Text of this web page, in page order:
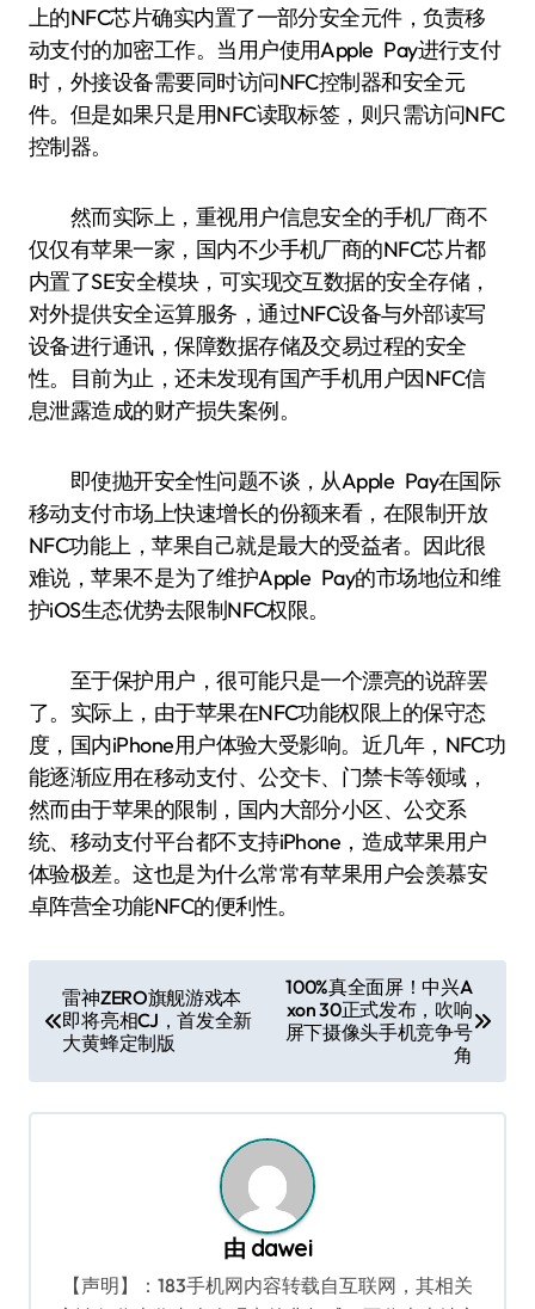
上的NFC芯片确实内置了一部分安全元件，负责移
动支付的加密工作。当用户使用Apple Pay进行支付
时，外接设备需要同时访问NFC控制器和安全元
件。但是如果只是用NFC读取标签，则只需访问NFC
控制器。
然而实际上，重视用户信息安全的手机厂商不
仅仅有苹果一家，国内不少手机厂商的NFC芯片都
内置了SE安全模块，可实现交互数据的安全存储，
对外提供安全运算服务，通过NFC设备与外部读写
设备进行通讯，保障数据存储及交易过程的安全
性。目前为止，还未发现有国产手机用户因NFC信
息泄露造成的财产损失案例。
即使抛开安全性问题不谈，从Apple Pay在国际
移动支付市场上快速增长的份额来看，在限制开放
NFC功能上，苹果自己就是最大的受益者。因此很
难说，苹果不是为了维护Apple Pay的市场地位和维
护iOS生态优势去限制NFC权限。
至于保护用户，很可能只是一个漂亮的说辞罢
了。实际上，由于苹果在NFC功能权限上的保守态
度，国内iPhone用户体验大受影响。近几年，NFC功
能逐渐应用在移动支付、公交卡、门禁卡等领域，
然而由于苹果的限制，国内大部分小区、公交系
统、移动支付平台都不支持iPhone，造成苹果用户
体验极差。这也是为什么常常有苹果用户会羡慕安
卓阵营全功能NFC的便利性。
章
雷神ZERO旗舰游戏本
即将亮相CJ，首发全新
大黄蜂定制版
100%真全面屏！中兴A
xon 30正式发布，吹响
屏下摄像头手机竞争号
角
由 dawei
【声明】：183手机网内容转载自互联网，其相关